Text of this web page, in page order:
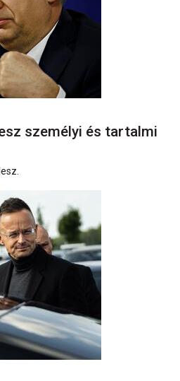
személyi és tartalmi